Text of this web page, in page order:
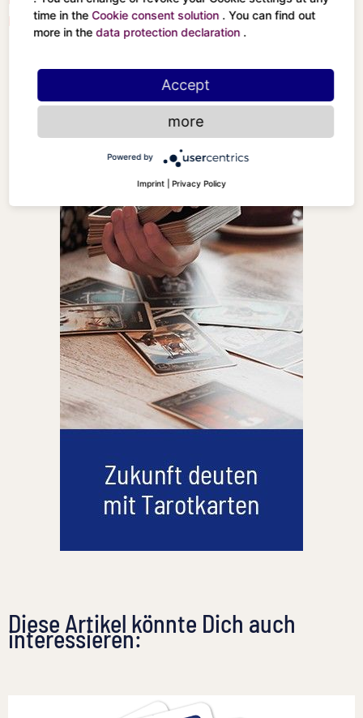
Der Turm
Diese Artikel könnte Dich auch
interessieren:
time in theCookie consent solution . You can find out
more in thedata protection declaration .
Accept
more
Powered by
Imprint Privacy Policy